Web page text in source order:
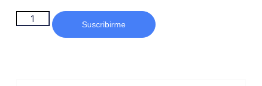
Suscribirme